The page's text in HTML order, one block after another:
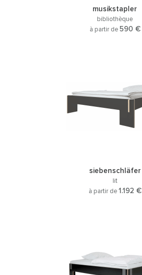
musikstapler
bibliothèque
à partir de 590 €
siebenschläfer
lit
à partir de 1.192 €